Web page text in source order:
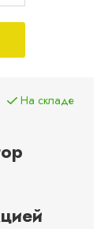
На складе